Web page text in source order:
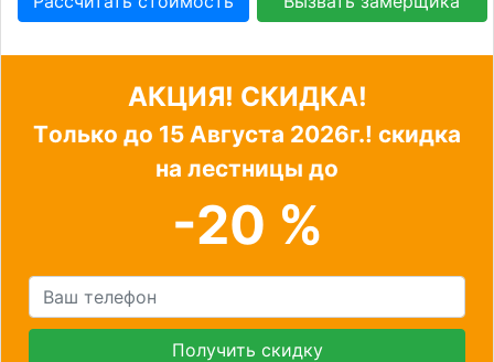
АКЦИЯ! СКИДКА!
Tолько до 15 Августа 2026г.! скидка
на лестницы до
-20 %
Получить скидку